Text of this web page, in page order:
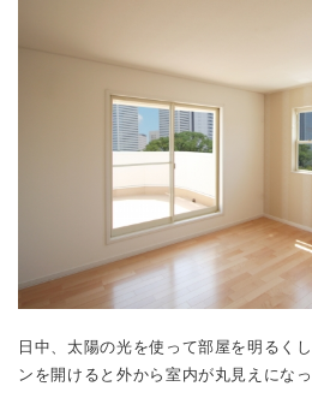
日中、太陽の光を使って部屋を明るく
ンを開けると外から室内が丸見えになっ